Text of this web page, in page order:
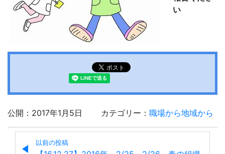
い
公開：2017年1月5日 カテゴリー： 職場から地域から
以前の投稿